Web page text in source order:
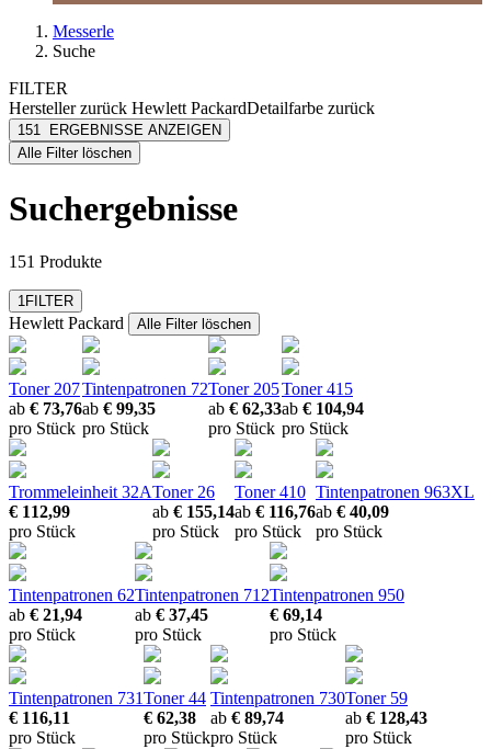
Messerle
Suche
FILTER
Herstellerzurück Hewlett Packard
Hewlett Packard
[e] one
3M
mehr anzeigen
Detailfarbe zurück
151
ERGEBNISSE ANZEIGEN
Alle Filter löschen
Suchergebnisse
151 Produkte
1FILTER
Hewlett Packard Alle Filter löschen
Toner 207
ab € 73,76
pro Stück
Tintenpatronen 72
ab € 99,35
pro Stück
Toner 205
ab € 62,33
pro Stück
Toner 415
ab € 104,94
pro Stück
Trommeleinheit 32A
€ 112,99
pro Stück
Toner 26
ab € 155,14
pro Stück
Toner 410
ab € 116,76
pro Stück
Tintenpatronen 963XL
ab € 40,09
pro Stück
Tintenpatronen 62
ab € 21,94
pro Stück
Tintenpatronen 712
ab € 37,45
pro Stück
Tintenpatronen 950
€ 69,14
pro Stück
Tintenpatronen 731
€ 116,11
pro Stück
Toner 44
€ 62,38
pro Stück
Tintenpatronen 730
ab € 89,74
pro Stück
Toner 59
ab € 128,43
pro Stück